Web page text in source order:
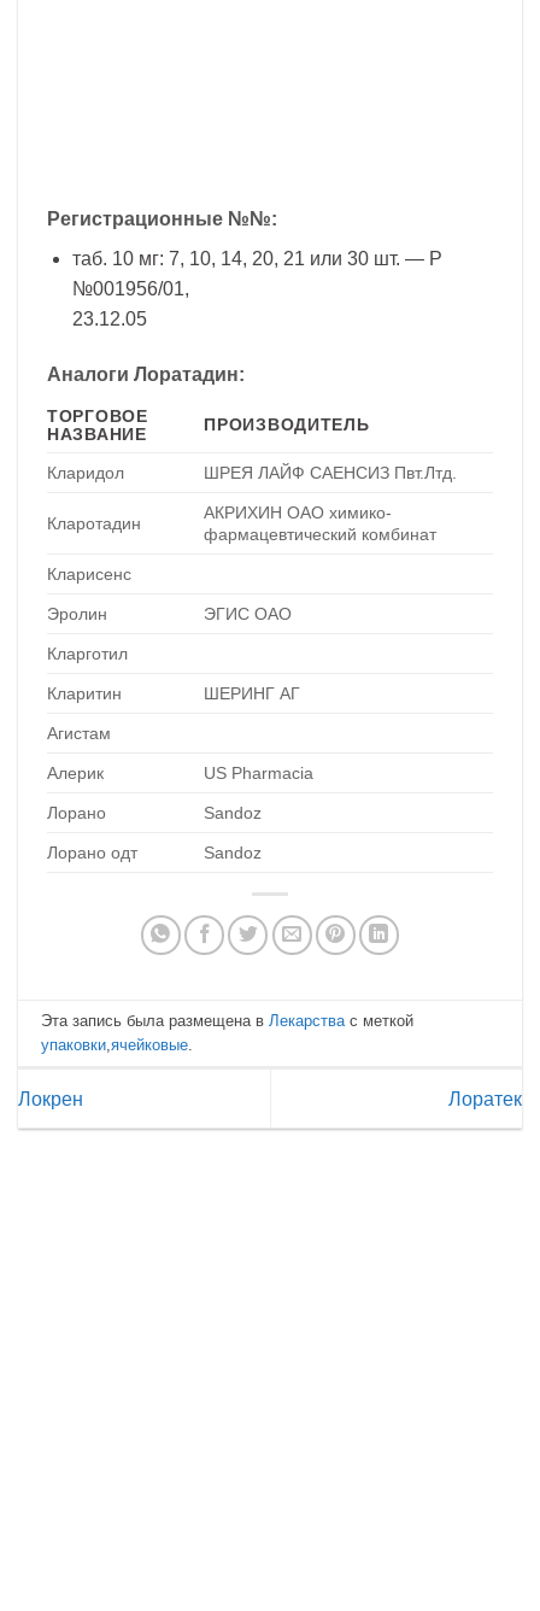
Регистрационные №№:
таб. 10 мг: 7, 10, 14, 20, 21 или 30 шт. — Р
№001956/01,
23.12.05
Аналоги Лоратадин:
ТОРГОВОЕ
НАЗВАНИЕ
ПРОИЗВОДИТЕЛЬ
Кларидол ШРЕЯ ЛАЙФ САЕНСИЗ Пвт.Лтд.
Кларотадин
АКРИХИН ОАО химико-
фармацевтический комбинат
Кларисенс
Эролин ЭГИС ОАО
Кларготил
Кларитин ШЕРИНГ АГ
Агистам
Алерик US Pharmacia
Лорано Sandoz
Лорано одт Sandoz
Эта запись была размещена в Лекарства с меткой
упаковки ,ячейковые
Локрен Лоратек